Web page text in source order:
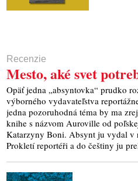
Recenzie
Mesto, aké svet
Opäť jedna „absyntovka“ prudko
výborného vydavateľstva
jedna pozoruhodná téma by ma
knihe s názvom Auroville od
Katarzyny Boni. Absynt ju vydal v
Prokletí reportéři a do češtiny ju